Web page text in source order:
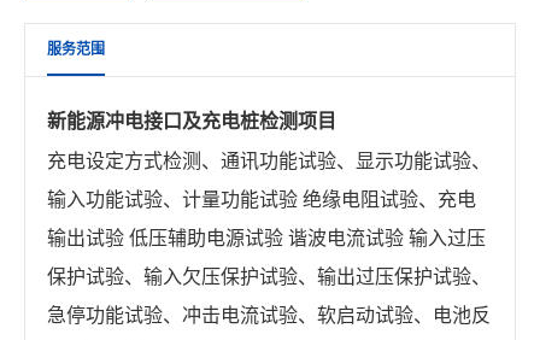
服务范围
新能源冲电接口及充电桩检测项目
充电设定方式检测、通讯功能试验、显示功能试验、
输入功能试验、计量功能试验 绝缘电阻试验、充电
输出试验 低压辅助电源试验 谐波电流试验 输入过压
保护试验、输入欠压保护试验、输出过压保护试验、
急停功能试验、冲击电流试验、软启动试验、电池反